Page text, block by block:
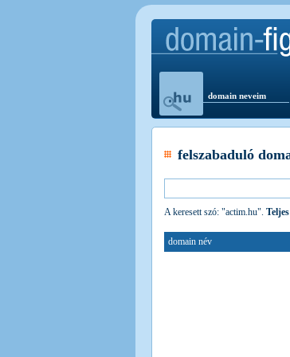
domain neveim
felszabaduló
A keresett szó: "actim.hu".
domain név